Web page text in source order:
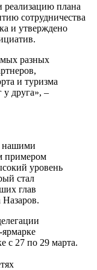
реализацию плана
сотрудничества
и утверждено
разных
и туризма
друга», –
нашими
примером
уровень
стал
глав
Назаров.
с 27 по 29 марта.